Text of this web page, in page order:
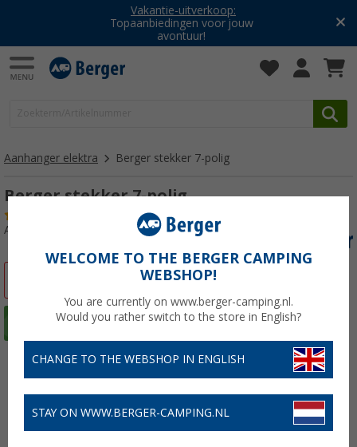
Vakantie-uitverkoop:
Topaanbiedingen voor jouw
avontuur!
Aanhanger elektra Berger stekker 7-polig
Berger stekker 7-polig
Artikelnr: 228490
WELCOME TO THE BERGER CAMPING
WEBSHOP!
You are currently on www.berger-camping.nl.
Would you rather switch to the store in English?
CHANGE TO THE WEBSHOP IN ENGLISH
STAY ON WWW.BERGER-CAMPING.NL